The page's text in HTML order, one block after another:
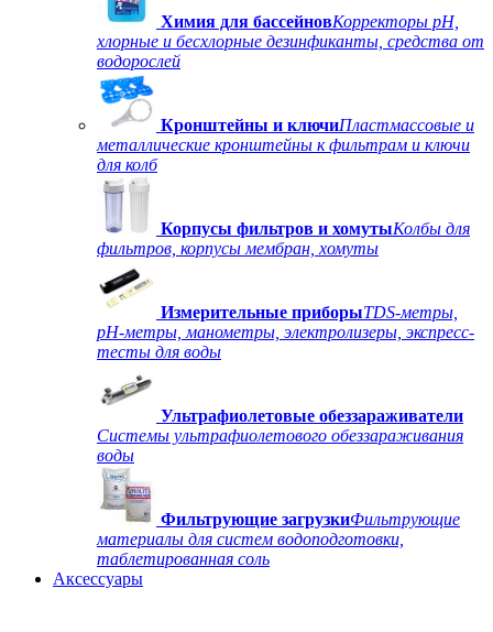
Химия для бассейновКорректоры рН,
хлорные и бесхлорные дезинфиканты, средства от
водорослей
Кронштейны и ключиПластмассовые и
металлические кронштейны к фильтрам и ключи
для колб
Корпусы фильтров и хомутыКолбы для
фильтров, корпусы мембран, хомуты
Измерительные приборыTDS-метры,
рН-метры, манометры, электролизеры, экспресс-
тесты для воды
Ультрафиолетовые обеззараживатели
Системы ультрафиолетового обеззараживания
воды
Фильтрующие загрузкиФильтрующие
материалы для систем водоподготовки,
таблетированная соль
Аксессуары